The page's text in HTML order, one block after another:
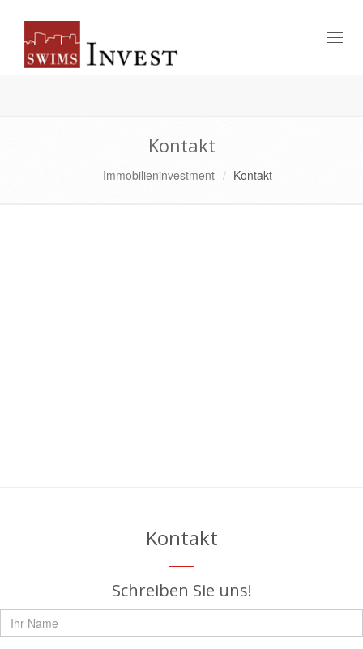
Kontakt
Immobilieninvestment Kontakt
Kontakt
Schreiben Sie uns!